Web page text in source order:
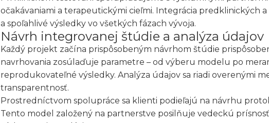
očakávaniami a terapeutickými cieľmi. Integrácia predklinických
a spoľahlivé výsledky vo všetkých fázach vývoja.
Návrh integrovanej štúdie a analýza údajov
Každý projekt začína prispôsobeným návrhom štúdie
navrhovania zosúlaďuje parametre – od výberu modelu po
reprodukovateľné výsledky. Analýza údajov sa riadi overenými
transparentnosť.
Prostredníctvom spolupráce sa klienti podieľajú na návrhu
Tento model založený na partnerstve posilňuje vedeckú